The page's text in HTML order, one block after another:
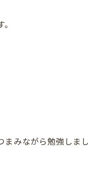
まみながら勉強しま